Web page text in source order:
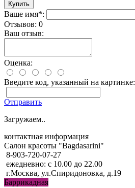
Ваше имя*:
Отзывов: 0
Ваш отзыв:
Оценка:
Введите код, указанный на картинке:
Отправить
Загружаем..
контактная информация
Салон красоты "Bagdasarini"
8-903-720-07-27
ежедневно: с 10.00 до 22.00
г.Москва, ул.Спиридоновка, д.19
Баррикадная